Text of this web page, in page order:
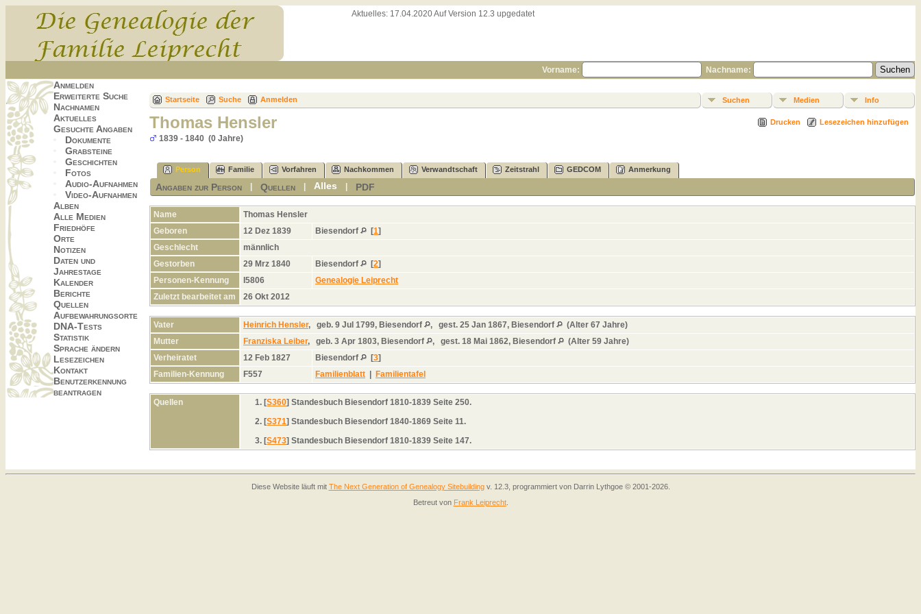
Aktuelles: 17.04.2020 Auf Version 12.3 upgedatet
Vorname: Nachname:
Anmelden
Erweiterte Suche
Nachnamen
Aktuelles
Gesuchte Angaben
Dokumente
Grabsteine
Geschichten
Fotos
Audio-Aufnahmen
Video-Aufnahmen
Alben
Alle Medien
Friedhöfe
Orte
Notizen
Daten und
Jahrestage
Kalender
Berichte
Quellen
Aufbewahrungsorte
DNA-Tests
Statistik
Sprache ändern
Lesezeichen
Kontakt
Benutzerkennung
beantragen
Startseite Suche Anmelden Suchen Medien Info
Drucken Lesezeichen hinzufügen
Thomas Hensler
1839 - 1840 (0 Jahre)
Person Familie Vorfahren Nachkommen Verwandtschaft Zeitstrahl GEDCOM Anmerkung
Angaben zur Person |Quellen |Alles PDF
Name Thomas Hensler
Geboren
12 Dez 1839 Biesendorf [1]
Geschlecht
männlich
Gestorben
29 Mrz 1840 Biesendorf [2]
Personen-Kennung
I5806
Genealogie Leiprecht
Zuletzt bearbeitet am
26 Okt 2012
Vater Heinrich Hensler, geb. 9 Jul 1799, Biesendorf , gest. 25 Jan 1867, Biesendorf
(Alter 67 Jahre)
Mutter
Franziska Leiber, geb. 3 Apr 1803, Biesendorf , gest. 18 Mai 1862, Biesendorf
(Alter 59 Jahre)
Verheiratet
12 Feb 1827 Biesendorf [3]
Familien-Kennung
F557 Familienblatt | Familientafel
Quellen [S360] Standesbuch Biesendorf 1810-1839 Seite 250.
[S371] Standesbuch Biesendorf 1840-1869 Seite 11.
[S473] Standesbuch Biesendorf 1810-1839 Seite 147.
Diese Website läuft mit The Next Generation of Genealogy Sitebuildingv. 12.3, programmiert von Darrin Lythgoe © 2001-2026.
Betreut von Frank Leiprecht.